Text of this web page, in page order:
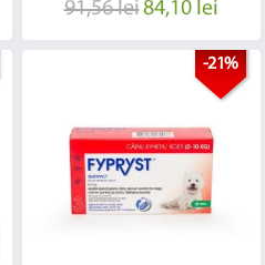
91,56 lei84,10 lei
-21%